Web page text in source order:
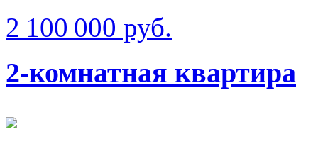
2 100 000 руб.
2-комнатная квартира